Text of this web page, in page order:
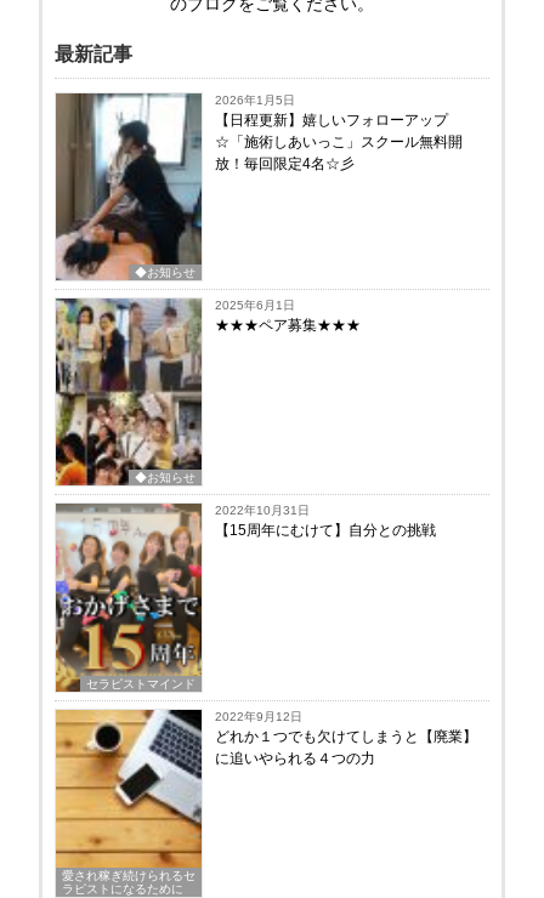
最新記事
◆お知らせ
2026年1月5日
【日程更新】嬉しいフォローアップ
☆「施術しあいっこ」スクール無料開
放！毎回限定4名☆彡
◆お知らせ
2025年6月1日
★★★ペア募集★★★
セラピストマインド
2022年10月31日
【15周年にむけて】自分との挑戦
愛され稼ぎ続けられるセ
ラピストになるために
2022年9月12日
どれか１つでも欠けてしまうと【廃業】
に追いやられる４つの力